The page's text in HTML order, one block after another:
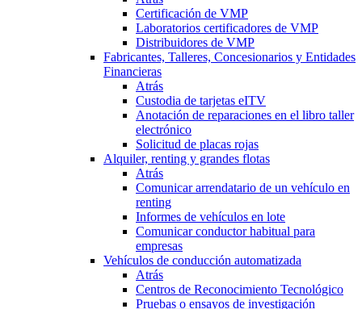
Certificación de VMP
Laboratorios certificadores de VMP
Distribuidores de VMP
Fabricantes, Talleres, Concesionarios y Entidades
Financieras
Atrás
Custodia de tarjetas eITV
Anotación de reparaciones en el libro taller
electrónico
Solicitud de placas rojas
Alquiler, renting y grandes flotas
Atrás
Comunicar arrendatario de un vehículo en
renting
Informes de vehículos en lote
Comunicar conductor habitual para
empresas
Vehículos de conducción automatizada
Atrás
Centros de Reconocimiento Tecnológico
Pruebas o ensayos de investigación